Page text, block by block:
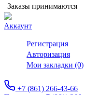
Заказы принимаются
Аккаунт
Регистрация
Авторизация
Мои закладки (0)
+7 (861) 266-43-66